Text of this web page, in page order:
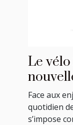
Le vélo
Face aux
quotidien
s’impose